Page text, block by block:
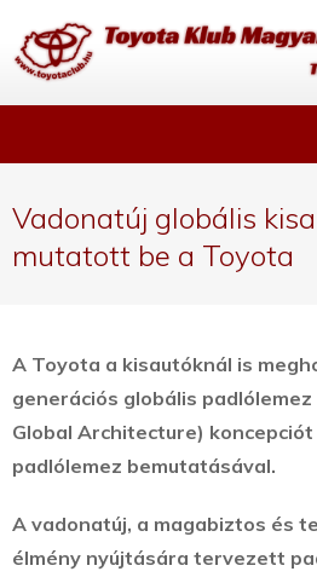
Vadonatúj globális
mutatott be a Toyota
A Toyota a kisautóknál is
generációs globális
Global Architecture)
padlólemez bemutatásával.
A vadonatúj, a magabiztos és
élmény nyújtására tervezett